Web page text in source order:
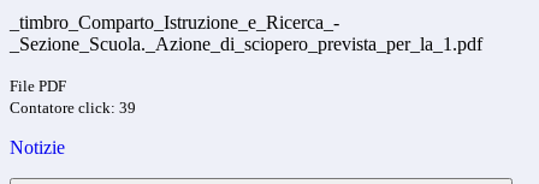
_timbro_Comparto_Istruzione_e_Ricerca_-
_Sezione_Scuola._Azione_di_sciopero_prevista_per_la_1.pdf
File PDF
Contatore click: 39
Notizie